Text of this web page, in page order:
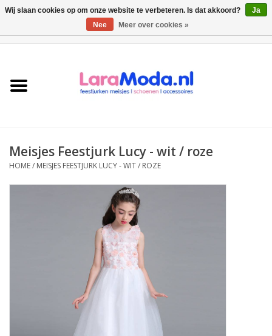
collecties
Bolero meisje
Meisjes Feestjurk Lucy - wit / roze
HOME/ MEISJES FEESTJURK LUCY - WIT / ROZE
Wij slaan cookies op om onze website te verbeteren. Is dat akkoord?
Ja
Nee
Meer over cookies »